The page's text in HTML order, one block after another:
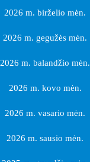
2026 m. birželio mėn.
2026 m. gegužės mėn.
2026 m. balandžio mėn.
2026 m. kovo mėn.
2026 m. vasario mėn.
2026 m. sausio mėn.